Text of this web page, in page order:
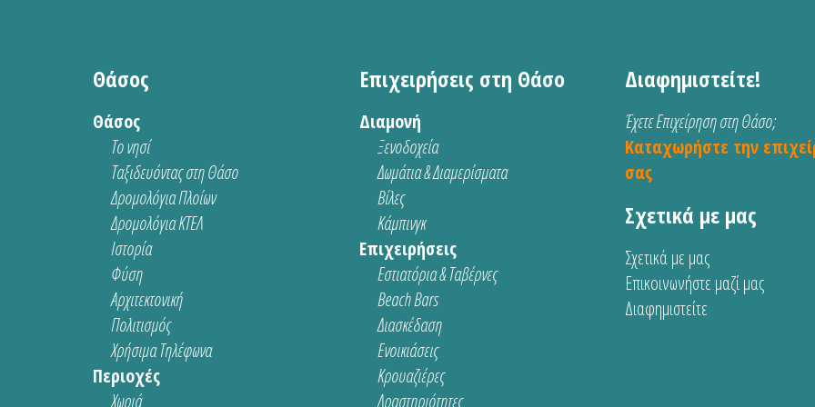
Θάσος
Θάσος
Το νησί
Ταξιδευόντας στη Θάσο
Δρομολόγια Πλοίων
Δρομολόγια ΚΤΕΛ
Ιστορία
Φύση
Αρχιτεκτονική
Πολιτισμός
Χρήσιμα Τηλέφωνα
Περιοχές
Χωριά
Επιχειρήσεις στη Θάσο
Διαμονή
Ξενοδοχεία
Δωμάτια & Διαμερίσματα
Βίλες
Κάμπινγκ
Επιχειρήσεις
Εστιατόρια & Ταβέρνες
Beach Bars
Διασκέδαση
Ενοικιάσεις
Κρουαζιέρες
Δραστηριότητες
Διαφημιστείτε!
Έχετε Επιχείρηση στη Θάσο;
Καταχωρήστε την
σας
Σχετικά με μας
Σχετικά με μας
Επικοινωνήστε μαζί μας
Διαφημιστείτε